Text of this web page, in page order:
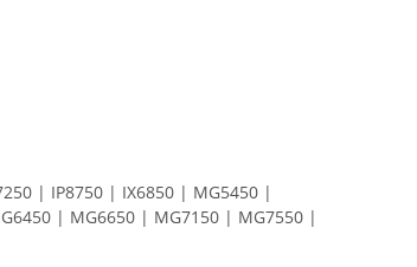
| IP8750 | IX6850 | MG5450 |
| MG6650 | MG7150 | MG7550 |